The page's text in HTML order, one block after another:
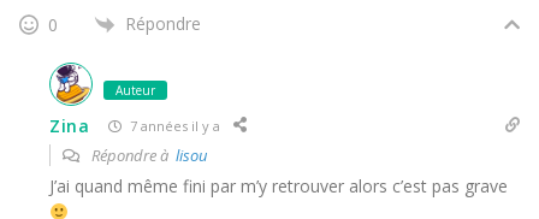
0 Répondre
Auteur
Zina 7 années il y a
Répondre à lisou
J’ai quand même fini par m’y retrouver alors c’est pas grave